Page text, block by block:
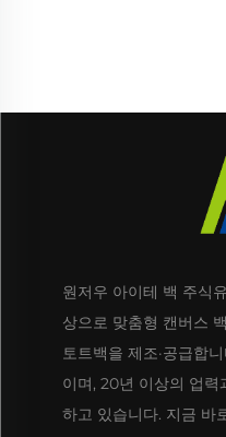
원저우 아이테 백 주식
상으로 맞춤형 캔버스
토트백을 제조·공급합
이며, 20년 이상의 업
하고 있습니다. 지금 바